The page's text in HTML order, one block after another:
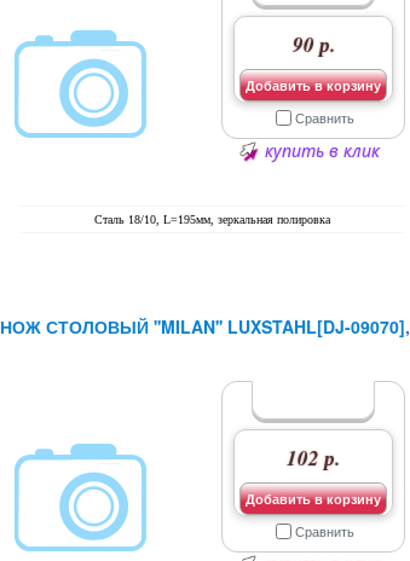
Сталь 18/10, L=195мм, зеркальная полировка
90 р.
Добавить в корзину
Сравнить
купить в клик
НОЖ СТОЛОВЫЙ ''MILAN'' LUXSTAHL[DJ-09070],
102 р.
Добавить в корзину
Сравнить